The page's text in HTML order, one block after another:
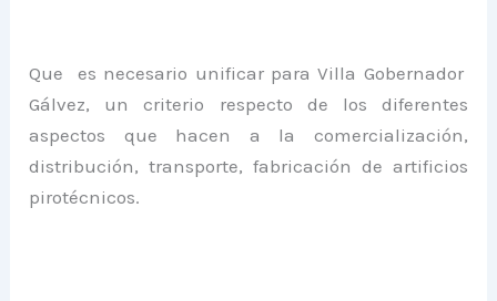
Que es necesario unificar para Villa Gobernador
Gálvez, un criterio respecto de los diferentes
aspectos que hacen a la comercialización,
distribución, transporte, fabricación de artificios
pirotécnicos.